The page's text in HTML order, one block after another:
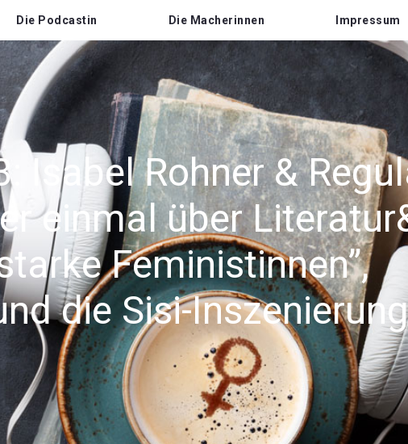
Die Podcastin Die Macherinnen Impressum
Isabel Rohner &
einmal über
Feministinnen”,
die Sisi-